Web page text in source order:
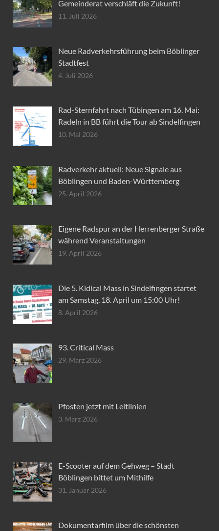
Gemeinderat verschläft die Zukunft!
11. Juli 2026
Neue Radverkehrsführung beim Böblinger
Stadtfest
4. Juli 2026
Rad-Sternfahrt nach Tübingen am 16. Mai:
Radeln in BB führt die Tour ab Sindelfingen
10. Mai 2026
Radverkehr aktuell: Neue Signale aus
Böblingen und Baden-Württemberg
25. April 2026
Eigene Radspur an der Herrenberger Straße
während Veranstaltungen
19. April 2026
Die 5. Kidical Mass in Sindelfingen startet
am Samstag, 18. April um 15:00 Uhr!
8. April 2026
93. Critical Mass
29. März 2026
Pfosten jetzt mit Leitlinien
3. März 2026
E-Scooter auf dem Gehweg – Stadt
Böblingen bittet um Mithilfe
31. Januar 2026
Dokumentarfilm über die schönsten